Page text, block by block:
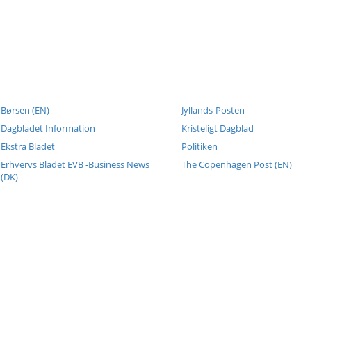
Børsen (EN)
Dagbladet Information
Ekstra Bladet
Erhvervs Bladet EVB -Business News
(DK)
Jyllands-Posten
Kristeligt Dagblad
Politiken
The Copenhagen Post (EN)